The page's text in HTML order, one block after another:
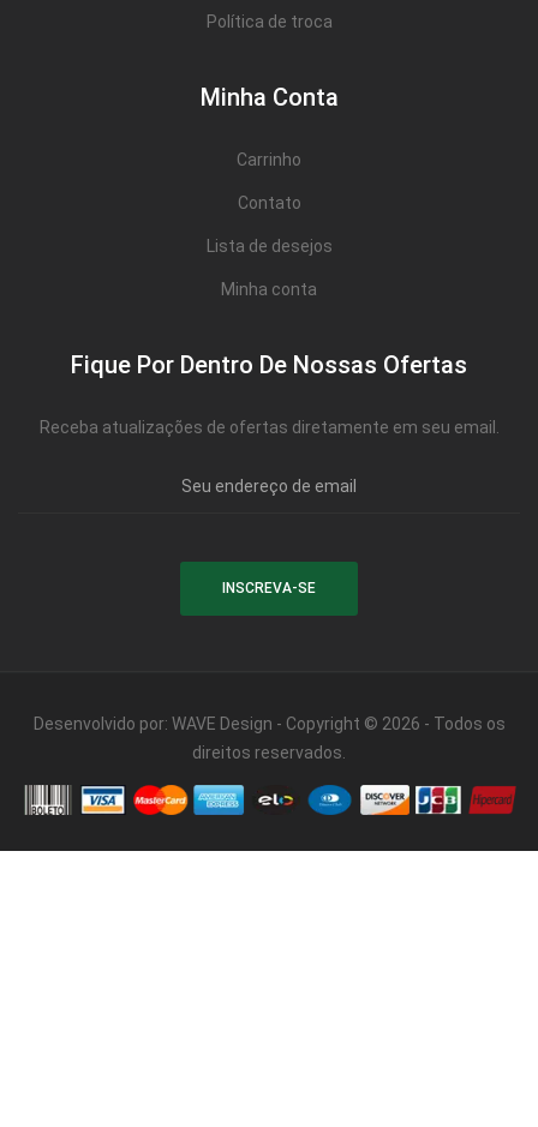
Política de troca
Minha Conta
Carrinho
Contato
Lista de desejos
Minha conta
Fique Por Dentro De Nossas Ofertas
Receba atualizações de ofertas diretamente em seu email.
Desenvolvido por: WAVE Design - Copyright © 2026 - Todos os
direitos reservados.